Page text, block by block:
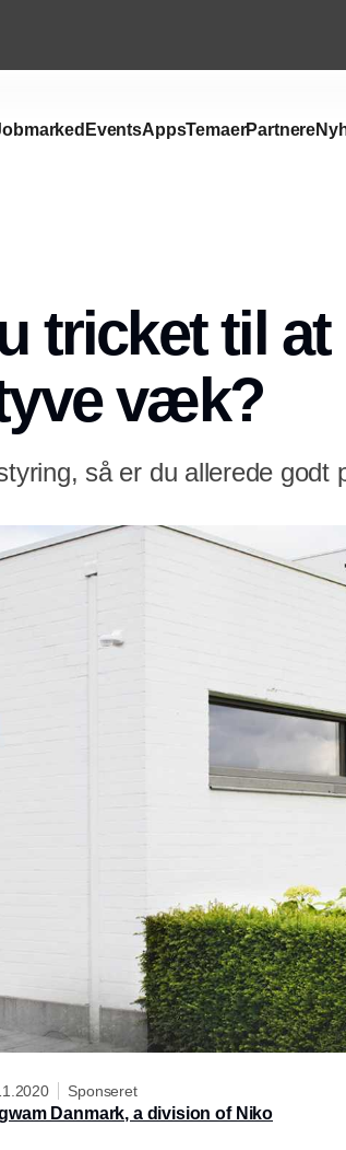
EventsAppsTemaerPartnere
tricket til
væk?
så er du allerede
Sponseret
Danmark, a division of Niko